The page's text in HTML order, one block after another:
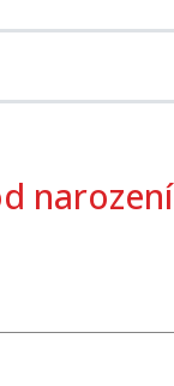
narození